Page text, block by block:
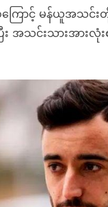
ြောင့် မန်ယူအသင်
င်းသားအားလုံး၏